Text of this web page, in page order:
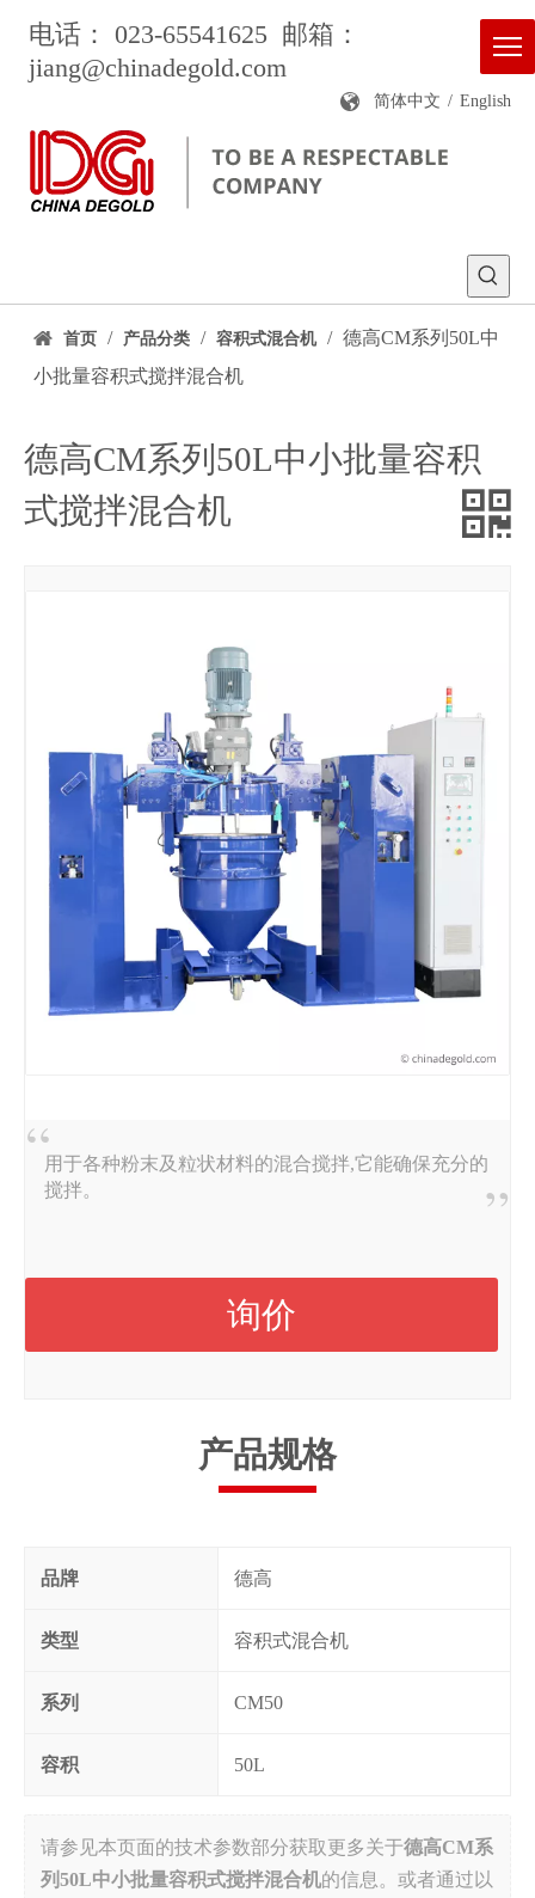
电话： 023-65541625 邮箱：
jiang@chinadegold.com
简体中文 / English
首页 / 产品分类 / 容积式混合机 / 德高CM系列50L中
小批量容积式搅拌混合机
德高CM系列50L中小批量容积
式搅拌混合机
用于各种粉末及粒状材料的混合搅拌,它能确保充分的
搅拌。
询价
产品规格
品牌 德高
类型 容积式混合机
系列 CM50
容积 50L
请参见本页面的技术参数部分获取更多关于德高CM系
列50L中小批量容积式搅拌混合机的信息。或者通过以